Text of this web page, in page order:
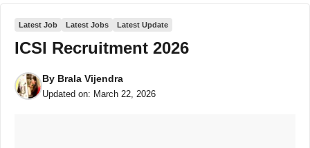
Latest Job Latest Jobs Latest Update
ICSI Recruitment 2026
By Brala Vijendra
Updated on: March 22, 2026